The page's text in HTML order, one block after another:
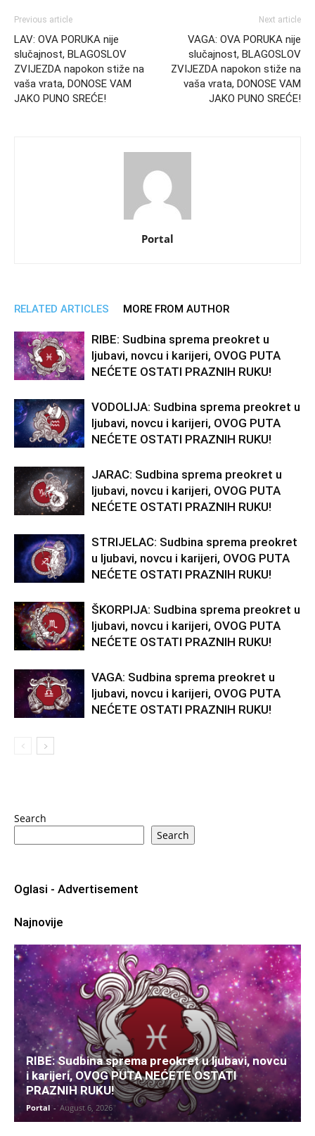
Previous article
LAV: OVA PORUKA nije
slučajnost, BLAGOSLOV
ZVIJEZDA napokon stiže na
vaša vrata, DONOSE VAM
JAKO PUNO SREĆE!
Next article
VAGA: OVA PORUKA nije
slučajnost, BLAGOSLOV
ZVIJEZDA napokon stiže na
vaša vrata, DONOSE VAM
JAKO PUNO SREĆE!
Portal
RELATED ARTICLES MORE FROM AUTHOR
RIBE: Sudbina sprema preokret u
ljubavi, novcu i karijeri, OVOG PUTA
NEĆETE OSTATI PRAZNIH RUKU!
VODOLIJA: Sudbina sprema preokret u
ljubavi, novcu i karijeri, OVOG PUTA
NEĆETE OSTATI PRAZNIH RUKU!
JARAC: Sudbina sprema preokret u
ljubavi, novcu i karijeri, OVOG PUTA
NEĆETE OSTATI PRAZNIH RUKU!
STRIJELAC: Sudbina sprema preokret
u ljubavi, novcu i karijeri, OVOG PUTA
NEĆETE OSTATI PRAZNIH RUKU!
ŠKORPIJA: Sudbina sprema preokret u
ljubavi, novcu i karijeri, OVOG PUTA
NEĆETE OSTATI PRAZNIH RUKU!
VAGA: Sudbina sprema preokret u
ljubavi, novcu i karijeri, OVOG PUTA
NEĆETE OSTATI PRAZNIH RUKU!
Search
Search
Oglasi - Advertisement
Najnovije
RIBE: Sudbina sprema preokret u ljubavi, novcu
i karijeri, OVOG PUTA NEĆETE OSTATI
PRAZNIH RUKU!
Portal - August 6, 2026